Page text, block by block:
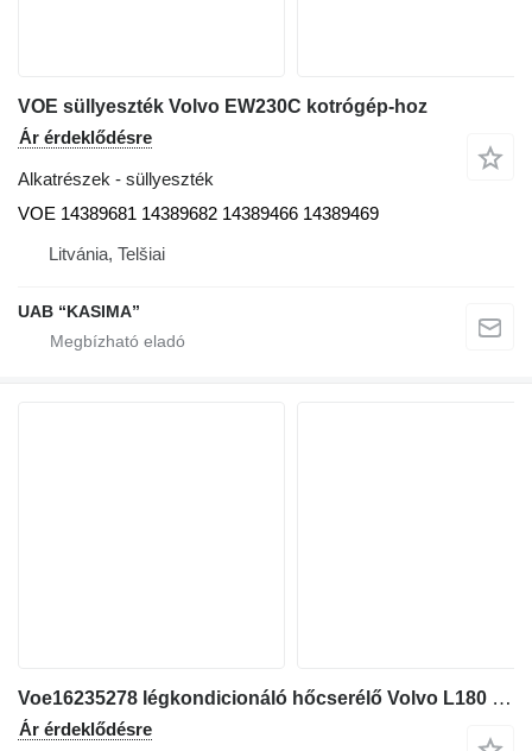
VOE süllyeszték Volvo EW230C kotrógép-hoz
Ár érdeklődésre
Alkatrészek - süllyeszték
VOE 14389681 14389682 14389466 14389469
Litvánia, Telšiai
UAB “KASIMA”
Voe16235278 légkondicionáló hőcserélő Volvo L180 HL kerekes rakodó-hoz
Ár érdeklődésre